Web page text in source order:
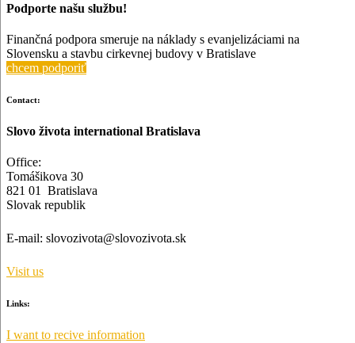
Podporte našu službu!
Finančná podpora smeruje na náklady s evanjelizáciami na
Slovensku a stavbu cirkevnej budovy v Bratislave
chcem podporiť
Contact:
Slovo života international Bratislava
Office:
Tomášikova 30
821 01 Bratislava
Slovak republik
E-mail: slovozivota@slovozivota.sk
Visit us
Links:
I want to recive information